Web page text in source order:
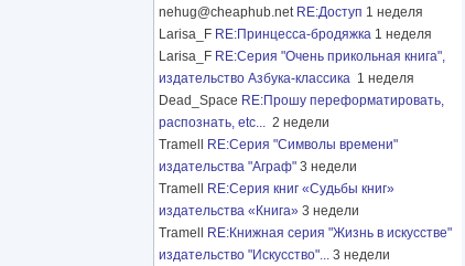
nehug@cheaphub.net RE:Доступ 1 неделя
Larisa_F RE:Принцесса-бродяжка 1 неделя
Larisa_F RE:Серия "Очень прикольная книга",
издательство Азбука-классика 1 неделя
Dead_Space RE:Прошу переформатировать,
распознать, etc... 2 недели
Tramell
RE:Серия "Символы времени"
издательства "Аграф" 3 недели
Tramell
RE:Серия книг «Судьбы книг»
издательства «Книга» 3 недели
Tramell
RE:Книжная серия "Жизнь в искусстве"
издательство "Искусство"... 3 недели